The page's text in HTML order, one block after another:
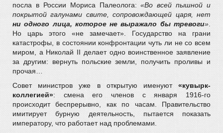
посла в России Мориса Палеолога:«Во всей пышной и
покрытой галунами свите, сопровождающей царя, нет
ни одного лица, которое не выражало бы тревоги»
Но царь этого «не замечает». Государство на грани
катастрофы, в состоянии конфронтации чуть ли не со всем
миром, а Николай II делает одно воинственное заявление
за другим: вернуть польские земли, получить проливы и
прочая…
Совет министров уже в открытую именуют «кувырк-
коллегией»: смена его членов с января 1916-го
происходит беспрерывно, как по часам. Правительство
имитирует бурную деятельность, пытается показать
императору, что работает над проблемами.